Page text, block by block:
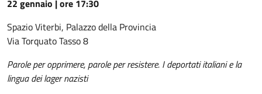
22 gennaio | ore 17:30
Spazio Viterbi, Palazzo della Provincia
Via Torquato Tasso 8
Parole per opprimere, parole per resistere. I deportati italiani e la
lingua dei lager nazisti